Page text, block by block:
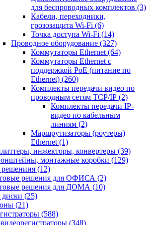
для беспроводных комплектов (3)
Кабели, переходники,
грозозащита Wi-Fi (6)
Точка доступа Wi-Fi (14)
Проводное оборудование (327)
Коммутаторы Ethernet (64)
Коммутаторы Ethernet с
поддержкой PoE (питание по
Ethernet) (260)
Комплекты передачи видео по
проводным сетям TCP/IP (2)
Комплекты передачи IP-
видео по кабельным
линиям (2)
Маршрутизаторы (роутеры)
Ethernet (1)
инжекторы, конвертеры (39)
монтажные коробки (129)
решениия (12)
решения для ОФИСА (2)
решения для ДОМА (10)
(25)
(21)
(588)
(348)